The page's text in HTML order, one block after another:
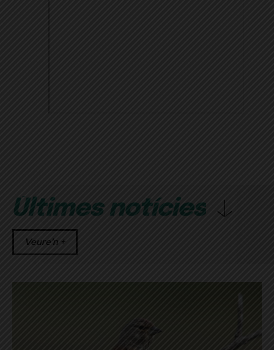
Últimes notícies
Veure'n +